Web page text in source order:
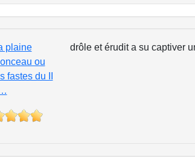
plaine
ou
fastes du II
drôle et érudit a su captiver